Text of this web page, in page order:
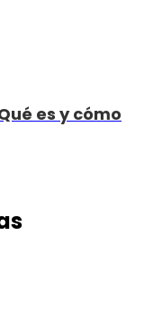
es y cómo